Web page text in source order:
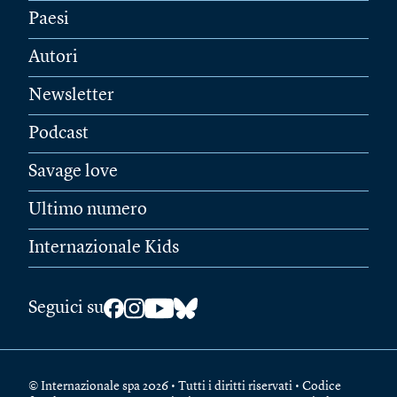
Paesi
Autori
Newsletter
Podcast
Savage love
Ultimo numero
Internazionale Kids
Seguici su
© Internazionale spa 2026 • Tutti i diritti riservati • Codice